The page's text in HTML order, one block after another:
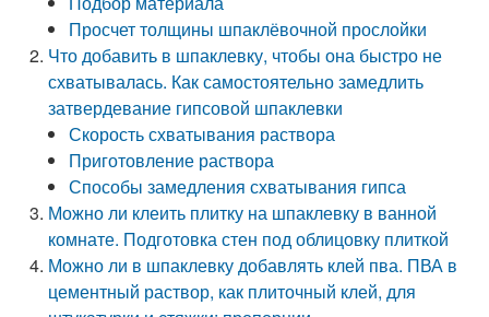
Просчет толщины шпаклёвочной прослойки
Что добавить в шпаклевку, чтобы она быстро не
схватывалась. Как самостоятельно замедлить
затвердевание гипсовой шпаклевки
Скорость схватывания раствора
Приготовление раствора
Способы замедления схватывания гипса
Можно ли клеить плитку на шпаклевку в ванной
комнате. Подготовка стен под облицовку плиткой
Можно ли в шпаклевку добавлять клей пва. ПВА в
цементный раствор, как плиточный клей, для